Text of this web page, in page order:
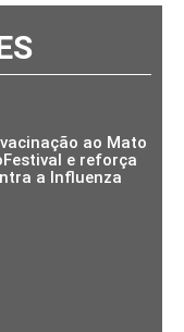
ao Mato
e reforça
a Influenza